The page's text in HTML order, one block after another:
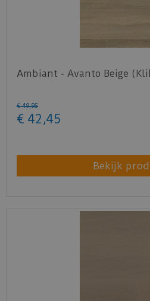
Ambiant - Avanto Beige
€ 49,95
€ 42 ,45
Bekijk